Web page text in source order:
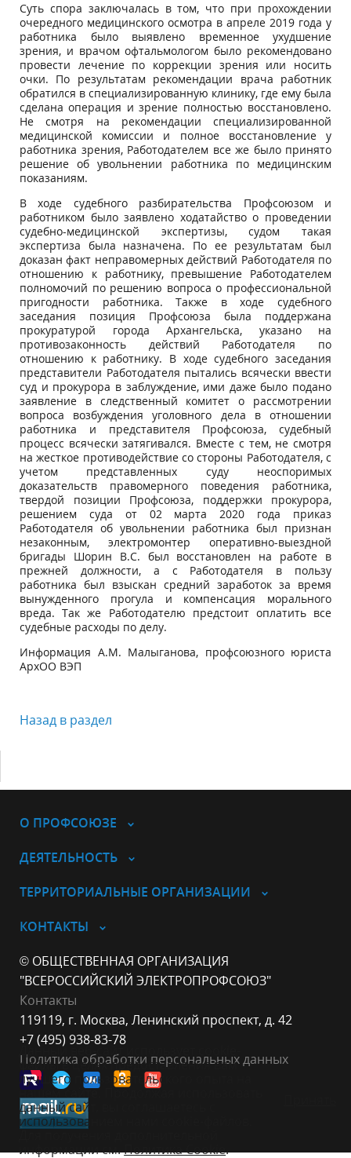
Суть спора заключалась в том, что при прохождении
очередного медицинского осмотра в апреле 2019 года у
работника было выявлено временное ухудшение
зрения, и врачом офтальмологом было рекомендовано
провести лечение по коррекции зрения или носить
очки. По результатам рекомендации врача работник
обратился в специализированную клинику, где ему была
сделана операция и зрение полностью восстановлено.
Не смотря на рекомендации специализированной
медицинской комиссии и полное восстановление у
работника зрения, Работодателем все же было принято
решение об увольнении работника по медицинским
показаниям.
В ходе судебного разбирательства Профсоюзом и
работником было заявлено ходатайство о проведении
судебно-медицинской экспертизы, судом такая
экспертиза была назначена. По ее результатам был
доказан факт неправомерных действий Работодателя по
отношению к работнику, превышение Работодателем
полномочий по решению вопроса о профессиональной
пригодности работника. Также в ходе судебного
заседания позиция Профсоюза была поддержана
прокуратурой города Архангельска, указано на
противозаконность действий Работодателя по
отношению к работнику. В ходе судебного заседания
представители Работодателя пытались всячески ввести
суд и прокурора в заблуждение, ими даже было подано
заявление в следственный комитет о рассмотрении
вопроса возбуждения уголовного дела в отношении
работника и представителя Профсоюза, судебный
процесс всячески затягивался. Вместе с тем, не смотря
на жесткое противодействие со стороны Работодателя, с
учетом представленных суду неоспоримых
доказательств правомерного поведения работника,
твердой позиции Профсоюза, поддержки прокурора,
решением суда от 02 марта 2020 года приказ
Работодателя об увольнении работника был признан
незаконным, электромонтер оперативно-выездной
бригады Шорин В.С. был восстановлен на работе в
прежней должности, а с Работодателя в пользу
работника был взыскан средний заработок за время
вынужденного прогула и компенсация морального
вреда. Так же Работодателю предстоит оплатить все
судебные расходы по делу.
Информация А.М. Малыганова, профсоюзного юриста
АрхОО ВЭП
Назад в раздел
О ПРОФСОЮЗЕ
ДЕЯТЕЛЬНОСТЬ
ТЕРРИТОРИАЛЬНЫЕ ОРГАНИЗАЦИИ
КОНТАКТЫ
© ОБЩЕСТВЕННАЯ ОРГАНИЗАЦИЯ
"ВСЕРОССИЙСКИЙ ЭЛЕКТРОПРОФСОЮЗ"
Контакты
119119, г. Москва, Ленинский проспект, д. 42
+7 (495) 938-83-78
Политика обработки персональных данных
Данный веб-сайт использует cookie-
файлы в целях предоставления вам
лучшего пользовательского опыта на
нашем сайте. Продолжая использовать
данный сайт, вы соглашаетесь с
использованием нами cookie-файлов.
информации см.Политика Cookie.